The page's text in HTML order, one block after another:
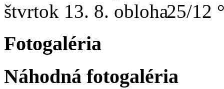
štvrtok 13. 8. 25/12
Fotogaléria
Náhodná fotogaléria